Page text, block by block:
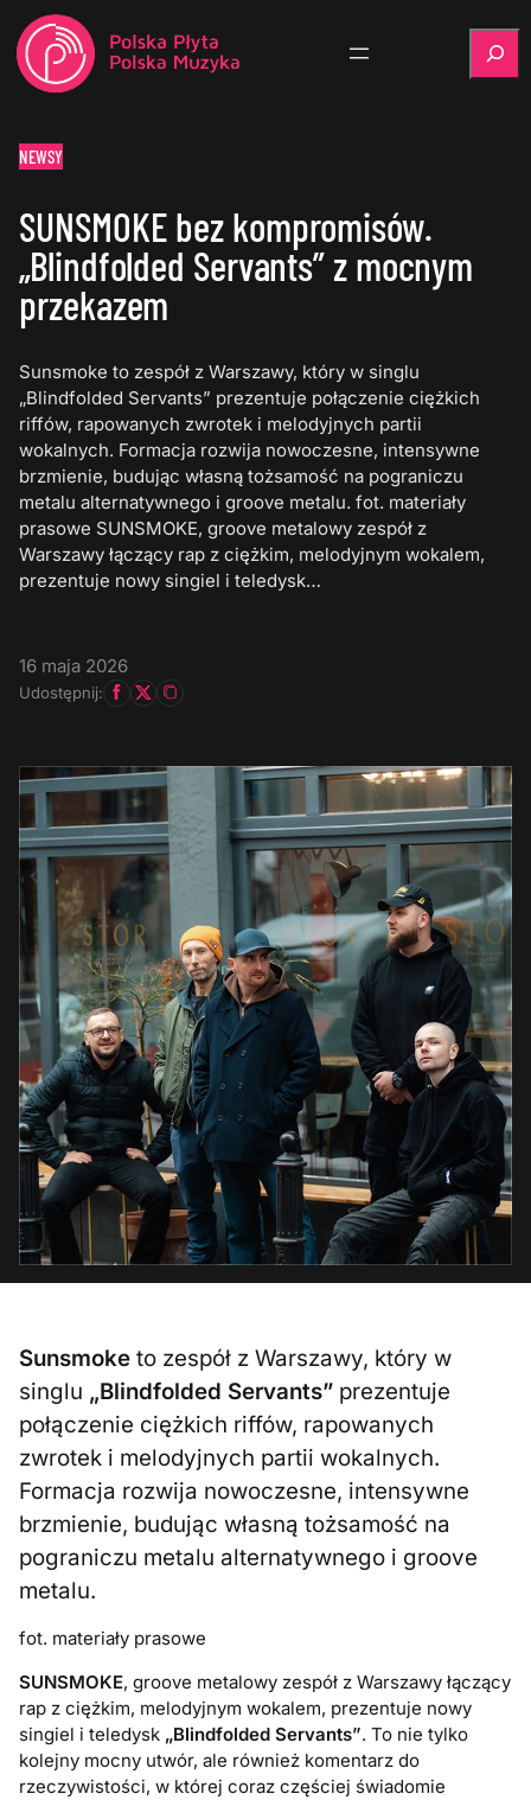
NEWSY
SUNSMOKE bez kompromisów.
„Blindfolded Servants” z mocnym
przekazem
Sunsmoke to zespół z Warszawy, który w singlu
„Blindfolded Servants” prezentuje połączenie ciężkich
riffów, rapowanych zwrotek i melodyjnych partii
wokalnych. Formacja rozwija nowoczesne, intensywne
brzmienie, budując własną tożsamość na pograniczu
metalu alternatywnego i groove metalu. fot. materiały
prasowe SUNSMOKE, groove metalowy zespół z
Warszawy łączący rap z ciężkim, melodyjnym wokalem,
prezentuje nowy singiel i teledysk…
16 maja 2026
Udostępnij:
Sunsmoke to zespół z Warszawy, który w
singlu „Blindfolded Servants” prezentuje
połączenie ciężkich riffów, rapowanych
zwrotek i melodyjnych partii wokalnych.
Formacja rozwija nowoczesne, intensywne
brzmienie, budując własną tożsamość na
pograniczu metalu alternatywnego i groove
metalu.
fot. materiały prasowe
SUNSMOKE, groove metalowy zespół z Warszawy łączący
rap z ciężkim, melodyjnym wokalem, prezentuje nowy
singiel i teledysk „Blindfolded Servants”. To nie tylko
kolejny mocny utwór, ale również komentarz do
rzeczywistości, w której coraz częściej świadomie